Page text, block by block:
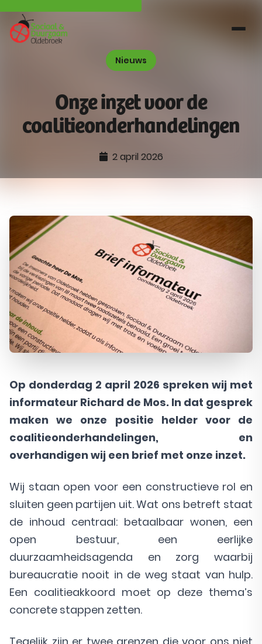
Nieuws
Onze inzet voor de
coalitieonderhandelingen
2 april 2026
Op donderdag 2 april 2026 spreken wij met
informateur Richard de Mos. In dat gesprek
maken we onze positie helder voor de
coalitieonderhandelingen, en
overhandigen wij een brief met onze inzet.
Wij staan open voor een constructieve rol en
sluiten geen partijen uit. Wat ons betreft staat
de inhoud centraal: betaalbaar wonen, een
open bestuur, een eerlijke
duurzaamheidsagenda en zorg waarbij
bureaucratie nooit in de weg staat van hulp.
Een coalitieakkoord moet op deze thema’s
concrete stappen zetten.